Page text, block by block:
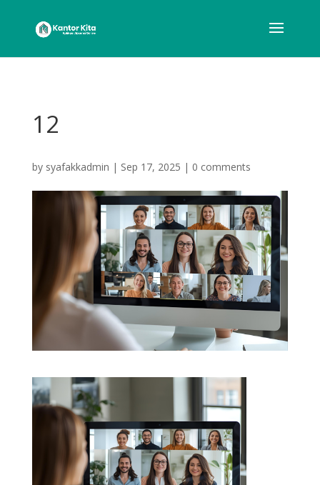
12
by syafakkadmin | Sep 17, 2025 | 0 comments